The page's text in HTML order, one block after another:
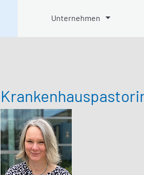
Unternehmen